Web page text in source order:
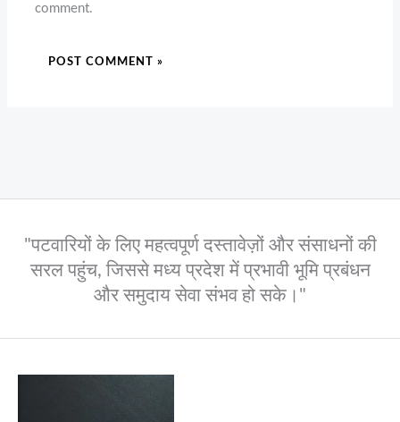
comment.
"पटवारियों के लिए महत्वपूर्ण दस्तावेज़ों और संसाधनों की
सरल पहुंच, जिससे मध्य प्रदेश में प्रभावी भूमि प्रबंधन
और समुदाय सेवा संभव हो सके।"